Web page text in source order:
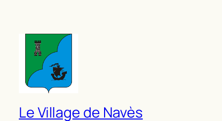
Le Village de Navès